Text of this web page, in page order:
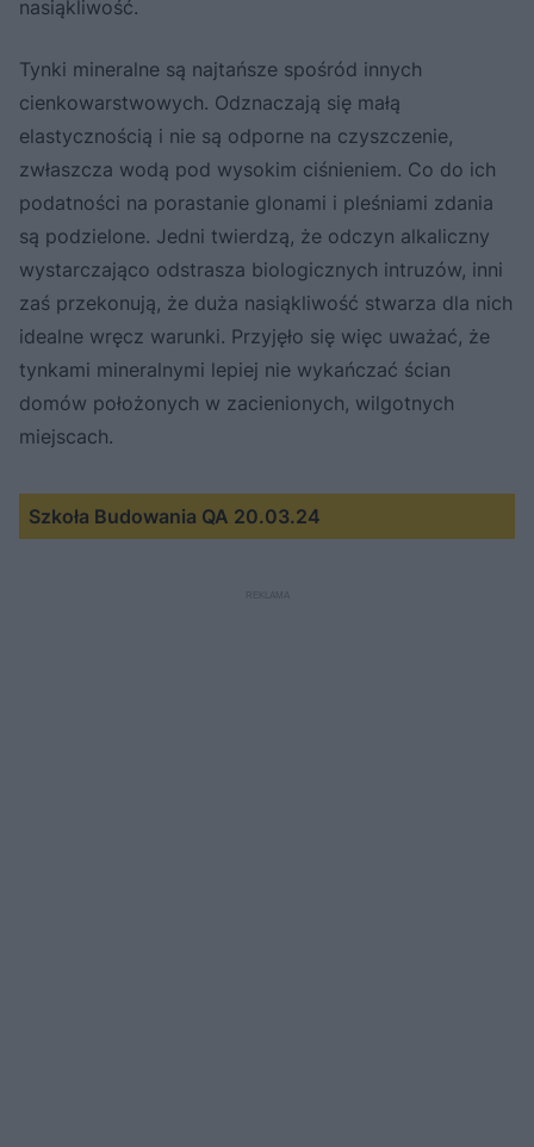
nasiąkliwość.
Tynki mineralne są najtańsze spośród innych
cienkowarstwowych. Odznaczają się małą
elastycznością i nie są odporne na czyszczenie,
zwłaszcza wodą pod wysokim ciśnieniem. Co do ich
podatności na porastanie glonami i pleśniami zdania
są podzielone. Jedni twierdzą, że odczyn alkaliczny
wystarczająco odstrasza biologicznych intruzów, inni
zaś przekonują, że duża nasiąkliwość stwarza dla nich
idealne wręcz warunki. Przyjęło się więc uważać, że
tynkami mineralnymi lepiej nie wykańczać ścian
domów położonych w zacienionych, wilgotnych
miejscach.
Szkoła Budowania QA 20.03.24